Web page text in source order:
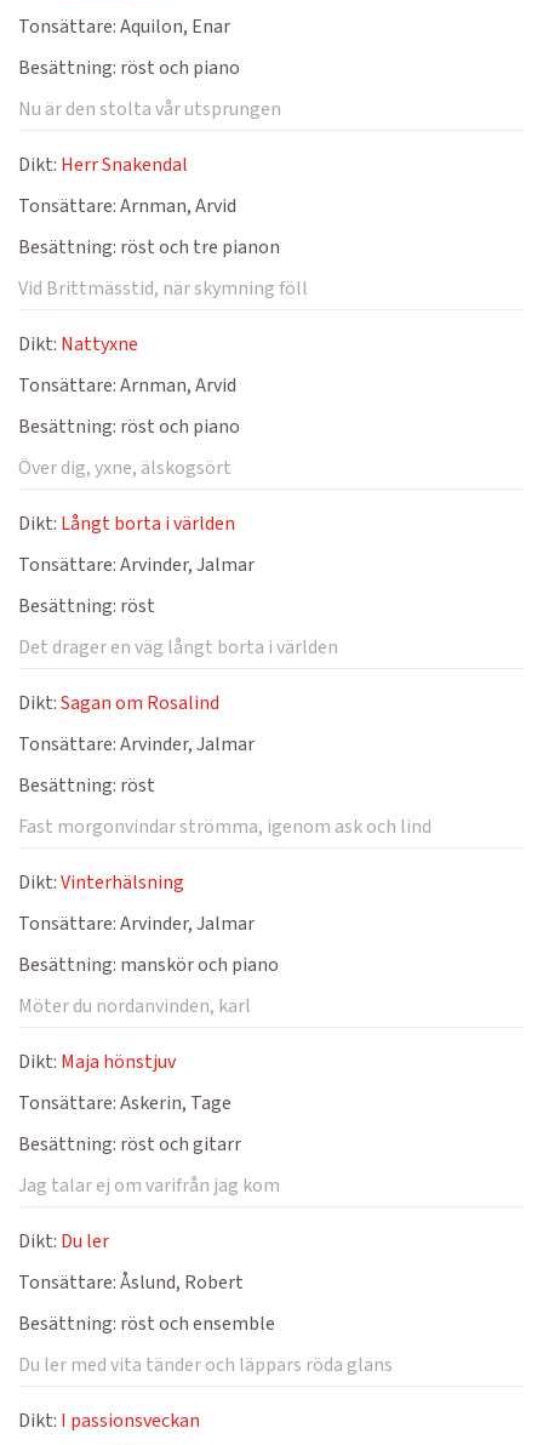
Tonsättare:Aquilon, Enar
Besättning: röst och piano
Nu är den stolta vår utsprungen
Dikt: Herr Snakendal
Tonsättare:Arnman, Arvid
Besättning: röst och tre pianon
Vid Brittmässtid, när skymning föll
Dikt: Nattyxne
Tonsättare:Arnman, Arvid
Besättning: röst och piano
Över dig, yxne, älskogsört
Dikt: Långt borta i världen
Tonsättare:Arvinder, Jalmar
Besättning: röst
Det drager en väg långt borta i världen
Dikt:Sagan om Rosalind
Tonsättare:Arvinder, Jalmar
Besättning: röst
Fast morgonvindar strömma, igenom ask och lind
Dikt:Vinterhälsning
Tonsättare:Arvinder, Jalmar
Besättning: manskör och piano
Möter du nordanvinden, karl
Dikt: Maja hönstjuv
Tonsättare:Askerin, Tage
Besättning: röst och gitarr
Jag talar ej om varifrån jag kom
Dikt: Du ler
Tonsättare:Åslund, Robert
Besättning: röst och ensemble
Du ler med vita tänder och läppars röda glans
Dikt: I passionsveckan